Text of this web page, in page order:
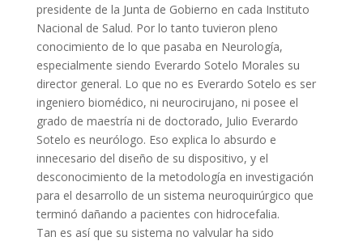
presidente de la Junta de Gobierno en cada Instituto
Nacional de Salud. Por lo tanto tuvieron pleno
conocimiento de lo que pasaba en Neurología,
especialmente siendo Everardo Sotelo Morales su
director general. Lo que no es Everardo Sotelo es ser
ingeniero biomédico, ni neurocirujano, ni posee el
grado de maestría ni de doctorado, Julio Everardo
Sotelo es neurólogo. Eso explica lo absurdo e
innecesario del diseño de su dispositivo, y el
desconocimiento de la metodología en investigación
para el desarrollo de un sistema neuroquirúrgico que
terminó dañando a pacientes con hidrocefalia.
Tan es así que su sistema no valvular ha sido